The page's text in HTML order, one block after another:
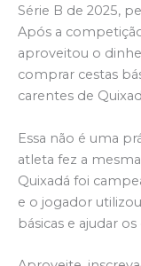
Série B de 2025,
Após a
aproveitou o
comprar cestas
carentes de
Essa não é uma
atleta fez a
Quixadá foi
e o jogador
básicas e ajudar